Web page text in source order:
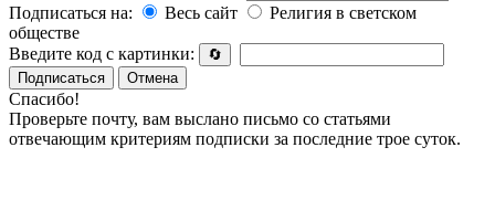
Подписаться на:
Весь сайт
Религия в светском
обществе
Введите код с картинки:
🔄
Подписаться
Отмена
Спасибо!
Проверьте почту, вам выслано письмо со статьями
отвечающим критериям подписки за последние трое суток.